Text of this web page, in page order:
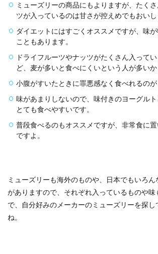
ミューズリーの商品にもよりますが、たく
ツが入っているのは甘さが控えめでもおいし
ダイエットにはすごくオススメですが、味
こともあります。
ドライフルーツやナッツがたくさん入って
ど、麦が多いと食べにくいという人が多いか
小腹がすいたときに罪悪感なく食べれるのが
味があまりしないので、味付きのヨーグル
とても食べやすいです。
普段食べるのもオススメですが、非常食に
ですよ。
ミューズリーも海外のものや、日本でもいろ
がありますので、それぞれ入っているものや
で、自分好みのメーカーのミューズリーを探し
ね。